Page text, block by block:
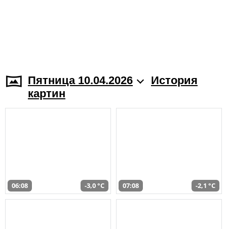
Пятница 10.04.2026
История
картин
06:08 -3,0 °C 07:08 -2,1 °C